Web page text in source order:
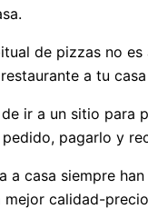
de pizzas no
a tu
ir a un sitio
pagarlo y
casa siempre
calidad-